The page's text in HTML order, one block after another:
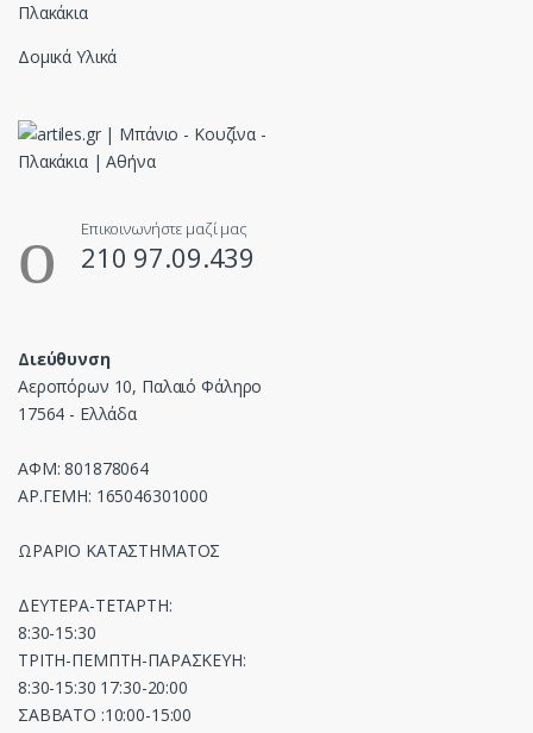
Πλακάκια
Δομικά Υλικά
Επικοινωνήστε μαζί μας
210 97.09.439
Διεύθυνση
Αεροπόρων 10, Παλαιό Φάληρο
17564 - Ελλάδα
ΑΦΜ: 801878064
ΑΡ.ΓΕΜΗ: 165046301000
ΩΡΑΡΙΟ ΚΑΤΑΣΤΗΜΑΤΟΣ
ΔΕΥΤΕΡΑ-ΤΕΤΑΡΤΗ:
8:30-15:30
ΤΡΙΤΗ-ΠΕΜΠΤΗ-ΠΑΡΑΣΚΕΥΗ:
8:30-15:30 17:30-20:00
ΣΑΒΒΑΤΟ :10:00-15:00